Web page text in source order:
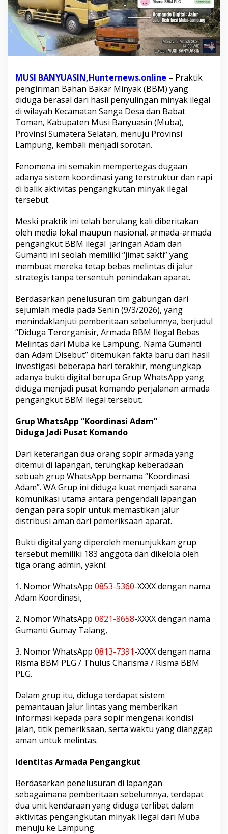
n
A
d
a
m
D
u
g
a
e
n
j
a
d
D
a
l
D
i
b
a
l
i
k
a
r
i
n
g
a
n
D
s
t
r
b
s
B
B
M
l
e
g
a
a
r
i
u
e
n
j
u
L
p
u
n
g
MUSI BANYUASIN,Hunternews.online – Praktik
pengiriman Bahan Bakar Minyak (BBM) yang
diduga berasal dari hasil penyulingan minyak ilegal
di wilayah Kecamatan Sanga Desa dan Babat
Toman, Kabupaten Musi Banyuasin (Muba),
Provinsi Sumatera Selatan, menuju Provinsi
Lampung, kembali menjadi sorotan.
Fenomena ini semakin mempertegas dugaan
adanya sistem koordinasi yang terstruktur dan rapi
di balik aktivitas pengangkutan minyak ilegal
tersebut.
Meski praktik ini telah berulang kali diberitakan
oleh media lokal maupun nasional, armada-armada
pengangkut BBM ilegal jaringan Adam dan
Gumanti ini seolah memiliki “jimat sakti” yang
membuat mereka tetap bebas melintas di jalur
strategis tanpa tersentuh penindakan aparat.
Berdasarkan penelusuran tim gabungan dari
sejumlah media pada Senin (9/3/2026), yang
menindaklanjuti pemberitaan sebelumnya, berjudul
“Diduga Terorganisir, Armada BBM Ilegal Bebas
Melintas dari Muba ke Lampung, Nama Gumanti
dan Adam Disebut” ditemukan fakta baru dari hasil
investigasi beberapa hari terakhir, mengungkap
adanya bukti digital berupa Grup WhatsApp yang
diduga menjadi pusat komando perjalanan armada
pengangkut BBM ilegal tersebut.
Grup WhatsApp “Koordinasi Adam”
Diduga Jadi Pusat Komando
Dari keterangan dua orang sopir armada yang
ditemui di lapangan, terungkap keberadaan
sebuah grup WhatsApp bernama “Koordinasi
Adam”. WA Grup ini diduga kuat menjadi sarana
komunikasi utama antara pengendali lapangan
dengan para sopir untuk memastikan jalur
distribusi aman dari pemeriksaan aparat.
Bukti digital yang diperoleh menunjukkan grup
tersebut memiliki 183 anggota dan dikelola oleh
tiga orang admin, yakni:
1. Nomor WhatsApp 0853-5360-XXXX dengan nama
Adam Koordinasi,
2. Nomor WhatsApp 0821-8658-XXXX dengan nama
Gumanti Gumay Talang,
3. Nomor WhatsApp 0813-7391-XXXX dengan nama
Risma BBM PLG / Thulus Charisma / Risma BBM
PLG.
Dalam grup itu, diduga terdapat sistem
pemantauan jalur lintas yang memberikan
informasi kepada para sopir mengenai kondisi
jalan, titik pemeriksaan, serta waktu yang dianggap
aman untuk melintas.
Identitas Armada Pengangkut
Berdasarkan penelusuran di lapangan
sebagaimana pemberitaan sebelumnya, terdapat
dua unit kendaraan yang diduga terlibat dalam
aktivitas pengangkutan minyak Ilegal dari Muba
menuju ke Lampung.